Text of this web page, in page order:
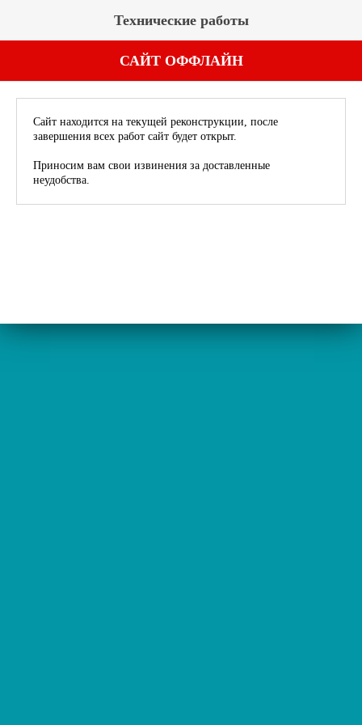
Технические работы
САЙТ ОФФЛАЙН
Сайт находится на текущей реконструкции, после
завершения всех работ сайт будет открыт.
Приносим вам свои извинения за доставленные
неудобства.